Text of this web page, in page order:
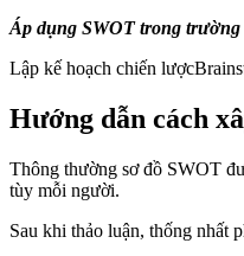
Áp dụng SWOT trong
Lập kế hoạch chiến
Hướng dẫn cách
Thông thường sơ đồ SWOT
tùy mỗi người.
Sau khi thảo luận, thống nhất